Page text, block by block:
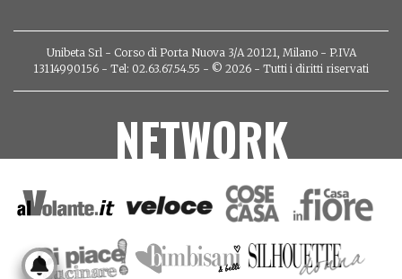
Unibeta Srl - Corso di Porta Nuova 3/A 20121, Milano - P.IVA
13114990156 - Tel: 02.63.67.54.55 - © 2026 - Tutti i diritti riservati
NETWORK